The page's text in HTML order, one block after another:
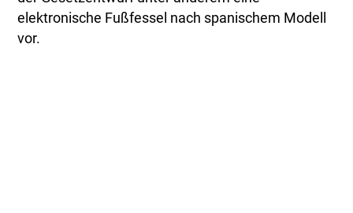
elektronische Fußfessel nach spanischem Modell
vor.